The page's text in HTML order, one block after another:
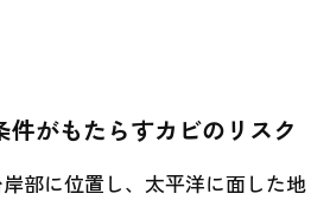
件がもたらすカビのリスク
部に位置し、太平洋に面した地